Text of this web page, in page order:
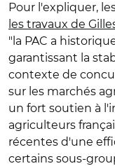
Pour l'expliquer,
les travaux de
"la PAC a
garantissant la
contexte de
sur les marchés
un fort soutien à
agriculteurs
récentes d'une
certains sous-